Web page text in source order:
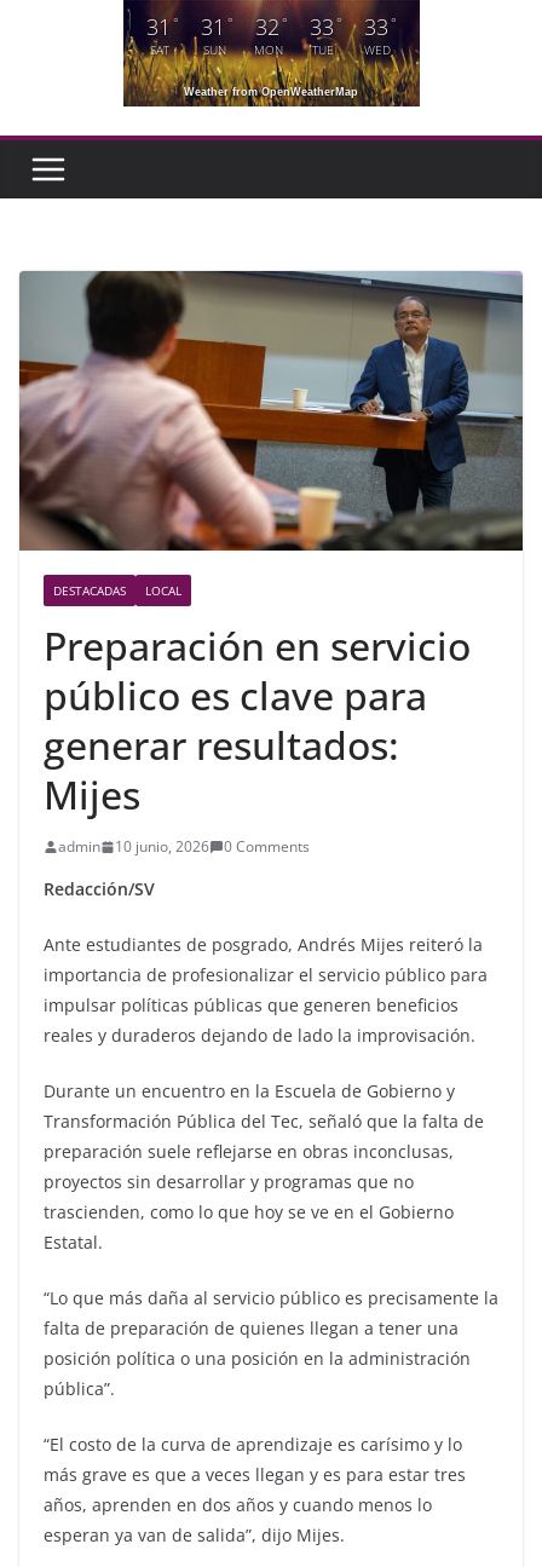
31°
SAT
31 °
SUN
32°
MON
33 °
TUE
33 °
WED
Weather from OpenWeatherMap
DESTACADAS LOCAL
Preparación en servicio
público es clave para
generar resultados:
Mijes
admin 10 junio, 2026 0 Comments
Redacción/SV
Ante estudiantes de posgrado, Andrés Mijes reiteró la
importancia de profesionalizar el servicio público para
impulsar políticas públicas que generen beneficios
reales y duraderos dejando de lado la improvisación.
Durante un encuentro en la Escuela de Gobierno y
Transformación Pública del Tec, señaló que la falta de
preparación suele reflejarse en obras inconclusas,
proyectos sin desarrollar y programas que no
trascienden, como lo que hoy se ve en el Gobierno
Estatal.
“Lo que más daña al servicio público es precisamente la
falta de preparación de quienes llegan a tener una
posición política o una posición en la administración
pública”.
“El costo de la curva de aprendizaje es carísimo y lo
más grave es que a veces llegan y es para estar tres
años, aprenden en dos años y cuando menos lo
esperan ya van de salida”, dijo Mijes.